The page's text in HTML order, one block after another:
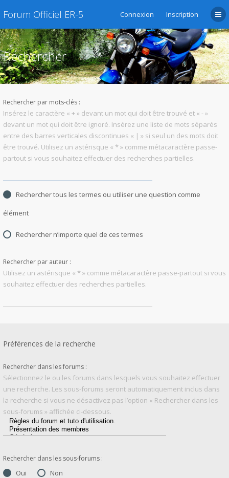
Forum Officiel ER-5 Connexion Inscription
Rechercher
Rechercher par mots-clés :
Insérez le caractère « + » devant un mot qui doit être trouvé et « - »
devant un mot qui doit être ignoré. Insérez une liste de mots séparés
entre des barres verticales discontinues « | » si seul un des mots doit
être trouvé. Utilisez un astérisque « * » comme métacaractère passe-
partout si vous souhaitez effectuer des recherches partielles.
Rechercher tous les termes ou utiliser une question comme
élément
Rechercher n’importe quel de ces termes
Rechercher par auteur :
Utilisez un astérisque « * » comme métacaractère passe-partout si vous
souhaitez effectuer des recherches partielles.
Préférences de la recherche
Rechercher dans les forums :
Sélectionnez le ou les forums dans lesquels vous souhaitez effectuer
une recherche. Les sous-forums seront automatiquement inclus dans
la recherche si vous ne désactivez pas l’option « Rechercher dans les
sous-forums » affichée ci-dessous.
Rechercher dans les sous-forums :
Oui Non